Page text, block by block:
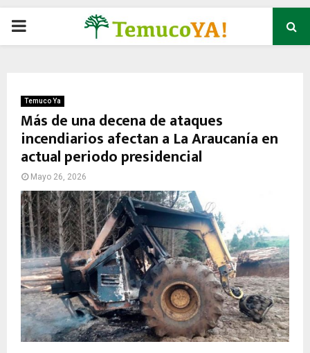
P
M
A
R
Y
M
E
Temuco Ya
Más de una decena de ataques
incendiarios afectan a La Araucanía en
actual periodo presidencial
Mayo 26, 2026